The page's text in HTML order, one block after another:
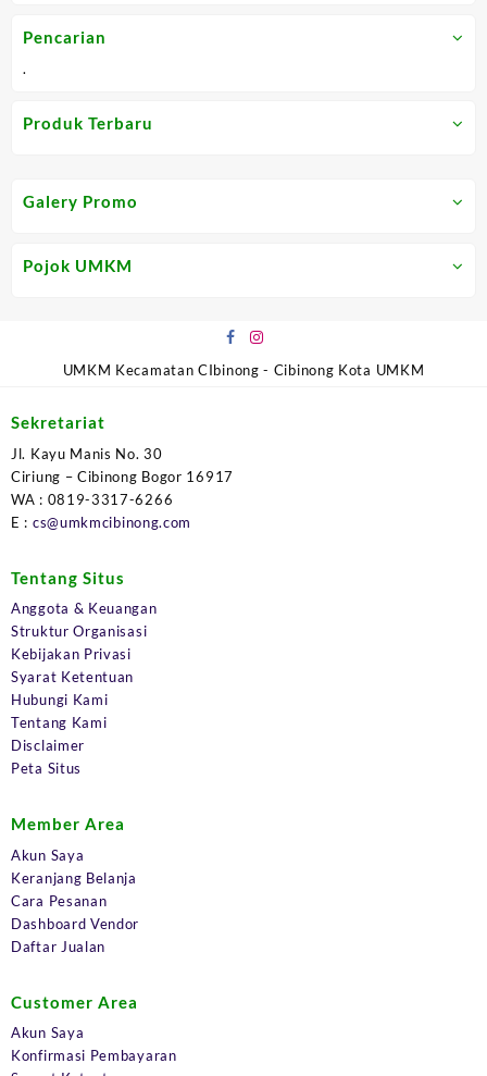
Pencarian
.
Produk Terbaru
Galery Promo
Pojok UMKM
UMKM Kecamatan CIbinong - Cibinong Kota UMKM
Sekretariat
Jl. Kayu Manis No. 30
Ciriung – Cibinong Bogor 16917
WA : 0819-3317-6266
E : cs@umkmcibinong.com
Tentang Situs
Anggota & Keuangan
Struktur Organisasi
Kebijakan Privasi
Syarat Ketentuan
Hubungi Kami
Tentang Kami
Disclaimer
Peta Situs
Member Area
Akun Saya
Keranjang Belanja
Cara Pesanan
Dashboard Vendor
Daftar Jualan
Customer Area
Akun Saya
Konfirmasi Pembayaran